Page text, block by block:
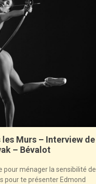
Murs – Interview de
– Bévalot
pour ménager la sensibilité de
pour te présenter Edmond